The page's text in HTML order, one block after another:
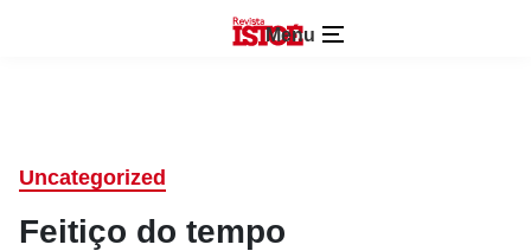
Menu
Uncategorized
Feitiço do tempo